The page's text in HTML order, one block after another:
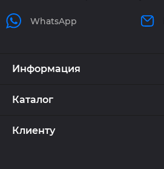
WhatsApp
Информация
Каталог
Клиенту